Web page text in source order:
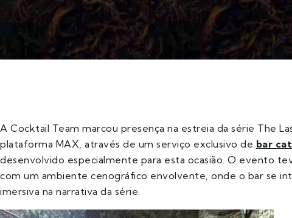
A Cocktail Team marcou presença na estreia da série The
plataforma MAX, através de um serviço exclusivo de bar
desenvolvido especialmente para esta ocasião. O evento
com um ambiente cenográfico envolvente, onde o bar se
imersiva na narrativa da série.